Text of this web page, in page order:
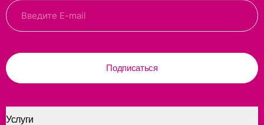
Подписаться
Услуги